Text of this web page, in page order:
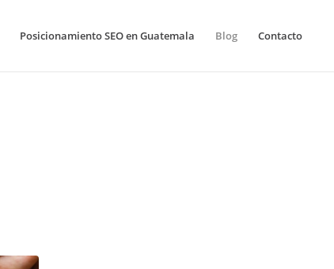
Posicionamiento SEO en Guatemala Blog Contacto